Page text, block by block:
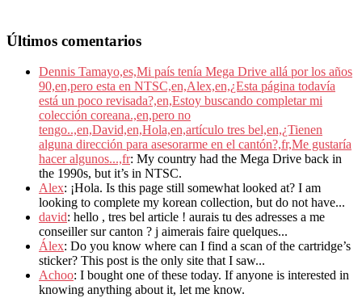
Últimos comentarios
Dennis Tamayo,es,Mi país tenía Mega Drive allá por los años
90,en,pero esta en NTSC,en,Alex,en,¿Esta página todavía
está un poco revisada?,en,Estoy buscando completar mi
colección coreana.,en,pero no
tengo..,en,David,en,Hola,en,artículo tres bel,en,¿Tienen
alguna dirección para asesorarme en el cantón?,fr,Me gustaría
hacer algunos...,fr: My country had the Mega Drive back in
the 1990s, but it’s in NTSC.
Alex: ¡Hola. Is this page still somewhat looked at? I am
looking to complete my korean collection, but do not have...
david: hello , tres bel article ! aurais tu des adresses a me
conseiller sur canton ? j aimerais faire quelques...
Álex: Do you know where can I find a scan of the cartridge’s
sticker? This post is the only site that I saw...
Achoo: I bought one of these today. If anyone is interested in
knowing anything about it, let me know.